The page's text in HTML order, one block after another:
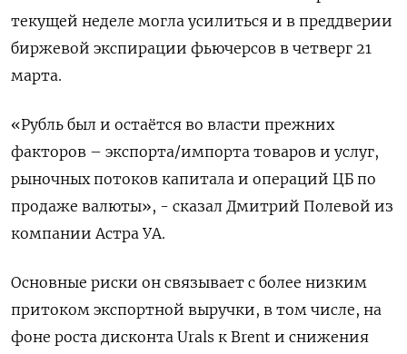
текущей неделе могла усилиться и в преддверии
биржевой экспирации фьючерсов в четверг 21
марта.
«Рубль был и остаётся во власти прежних
факторов – экспорта/импорта товаров и услуг,
рыночных потоков капитала и операций ЦБ по
продаже валюты», - сказал Дмитрий Полевой из
компании Астра УА.
Основные риски он связывает с более низким
притоком экспортной выручки, в том числе, на
фоне роста дисконта Urals к Brent и снижения